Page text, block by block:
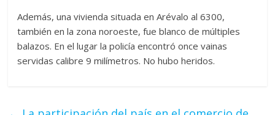
Además, una vivienda situada en Arévalo al 6300,
también en la zona noroeste, fue blanco de múltiples
balazos. En el lugar la policía encontró once vainas
servidas calibre 9 milímetros. No hubo heridos.